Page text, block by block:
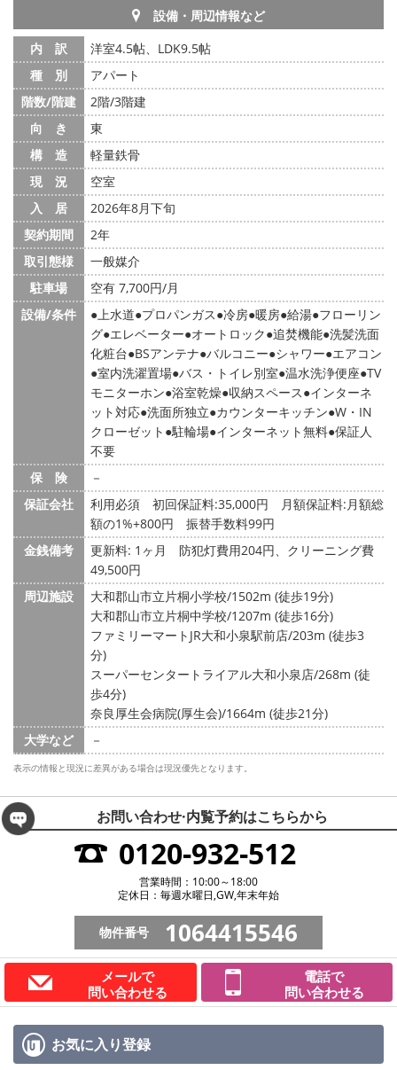
設備・周辺情報など
内 訳
洋室4.5帖、LDK9.5帖
種 別
アパート
階数/階建
2階/3階建
向 き
東
構 造
軽量鉄骨
現 況
空室
入 居
2026年8月下旬
契約期間
2年
取引態様
一般媒介
駐車場
空有 7,700円/月
設備/条件
上水道 プロパンガス 冷房 暖房 給湯 フローリン
グ エレベーター オートロック 追焚機能 洗髪洗面
化粧台 BSアンテナ バルコニー シャワー エアコン
室内洗濯置場 バス・トイレ別室 温水洗浄便座 TV
モニターホン 浴室乾燥 収納スペース インターネ
ット対応 洗面所独立 カウンターキッチン W・IN
クローゼット 駐輪場 インターネット無料 保証人
不要
保 険
－
保証会社
利用必須 初回保証料:35,000円 月額保証料:月額総
額の1%+800円 振替手数料99円
金銭備考
更新料: 1ヶ月
防犯灯費用204円、クリーニング費
49,500円
周辺施設
大和郡山市立片桐小学校/1502m (徒歩19分)
大和郡山市立片桐中学校/1207m (徒歩16分)
ファミリーマートJR大和小泉駅前店/203m (徒歩3
分)
スーパーセンタートライアル大和小泉店/268m (徒
歩4分)
奈良厚生会病院(厚生会)/1664m (徒歩21分)
大学など
－
表示の情報と現況に差異がある場合は現況優先となります。
お問い合わせ·内覧予約はこちらから
0120-932-512
営業時間：10:00～18:00
定休日：毎週水曜日,GW,年末年始
物件番号 1064415546
メールで
問い合わせる
電話で
問い合わせる
お気に入り登録